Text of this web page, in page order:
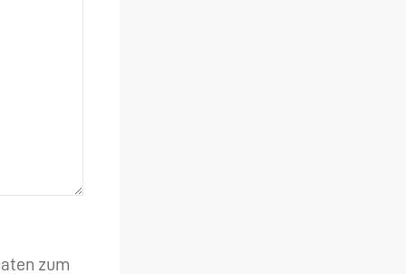
zum